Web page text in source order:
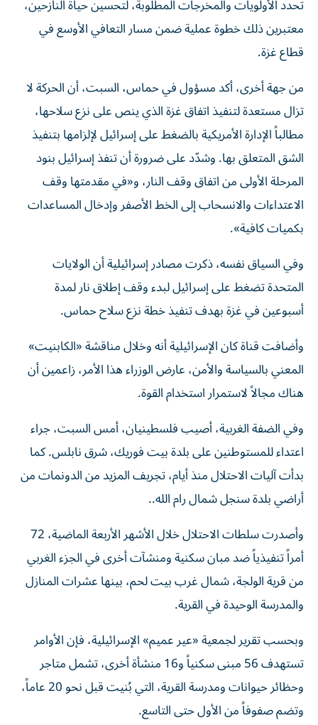
تحدد الأولويات والمخرجات المطلوبة، لتحسين حياة النازحين،
معتبرين ذلك خطوة عملية ضمن مسار التعافي الأوسع في
قطاع غزة.
من جهة أخرى، أكد مسؤول في حماس، السبت، أن الحركة لا
تزال مستعدة لتنفيذ اتفاق غزة الذي ينص على نزع سلاحها،
مطالباً الإدارة الأمريكية بالضغط على إسرائيل لإلزامها بتنفيذ
الشق المتعلق بها. وشدّد على ضرورة أن تنفذ إسرائيل بنود
المرحلة الأولى من اتفاق وقف النار، و«في مقدمتها وقف
الاعتداءات والانسحاب إلى الخط الأصفر وإدخال المساعدات
بكميات كافية».
وفي السياق نفسه، ذكرت مصادر إسرائيلية أن الولايات
المتحدة تضغط على إسرائيل لبدء وقف إطلاق نار لمدة
أسبوعين في غزة بهدف تنفيذ خطة نزع سلاح حماس.
وأضافت قناة كان الإسرائيلية أنه وخلال مناقشة «الكابنيت»
المعني بالسياسة والأمن، عارض الوزراء هذا الأمر، زاعمين أن
هناك مجالاً لاستمرار استخدام القوة.
وفي الضفة الغربية، أصيب فلسطينيان، أمس السبت، جراء
اعتداء للمستوطنين على بلدة بيت فوريك، شرق نابلس. كما
بدأت آليات الاحتلال منذ أيام، تجريف المزيد من الدونمات من
أراضي بلدة سنجل شمال رام الله..
وأصدرت سلطات الاحتلال خلال الأشهر الأربعة الماضية، 72
أمراً تنفيذياً ضد مبان سكنية ومنشآت أخرى في الجزء الغربي
من قرية الولجة، شمال غرب بيت لحم، بينها عشرات المنازل
والمدرسة الوحيدة في القرية.
وبحسب تقرير لجمعية «عير عميم» الإسرائيلية، فإن الأوامر
تستهدف 56 مبنى سكنياً و16 منشأة أخرى، تشمل متاجر
وحظائر حيوانات ومدرسة القرية، التي بُنيت قبل نحو 20 عاماً،
وتضم صفوفاً من الأول حتى التاسع.